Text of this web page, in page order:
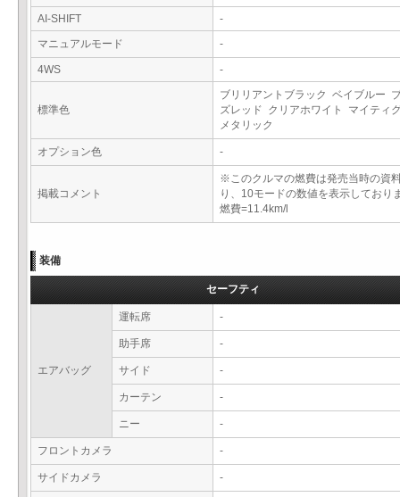
AI-SHIFT
-
マニュアルモード
-
4WS -
標準色
ブリリアントブラック ベイブルー
ズレッド クリアホワイト マイティ
メタリック
オプション色 -
掲載コメント
※このクルマの燃費は発売当時の資
り、10モードの数値を表示しており
燃費=11.4km/l
装備
セーフティ
エアバッグ
運転席 -
助手席 -
サイド -
カーテン -
ニー -
フロントカメラ -
サイドカメラ -